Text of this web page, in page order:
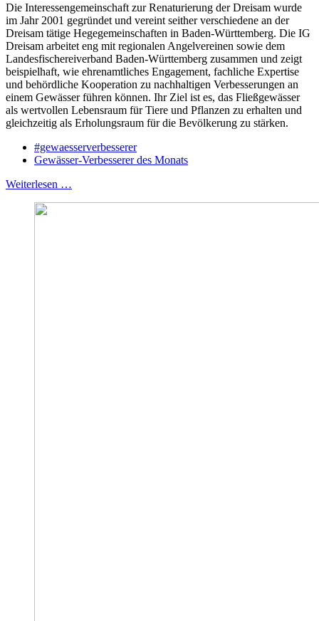
Die Interessengemeinschaft zur Renaturierung der Dreisam wurde
im Jahr 2001 gegründet und vereint seither verschiedene an der
Dreisam tätige Hegegemeinschaften in Baden‑Württemberg. Die IG
Dreisam arbeitet eng mit regionalen Angelvereinen sowie dem
Landesfischereiverband Baden‑Württemberg zusammen und zeigt
beispielhaft, wie ehrenamtliches Engagement, fachliche Expertise
und behördliche Kooperation zu nachhaltigen Verbesserungen an
einem Gewässer führen können. Ihr Ziel ist es, das Fließgewässer
als wertvollen Lebensraum für Tiere und Pflanzen zu erhalten und
gleichzeitig als Erholungsraum für die Bevölkerung zu stärken.
#gewaesserverbesserer
Gewässer-Verbesserer des Monats
Weiterlesen …